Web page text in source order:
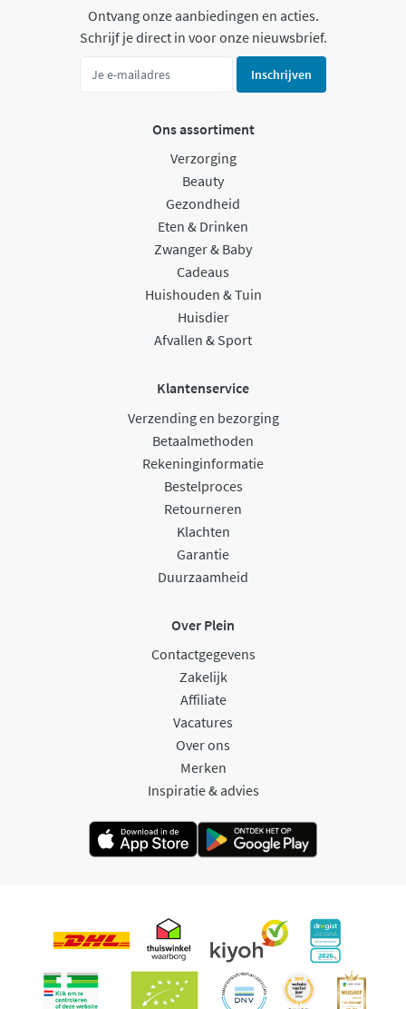
Ontvang onze aanbiedingen en acties.
Schrijf je direct in voor onze nieuwsbrief.
Inschrijven
Ons assortiment
Verzorging
Beauty
Gezondheid
Eten & Drinken
Zwanger & Baby
Cadeaus
Huishouden & Tuin
Huisdier
Afvallen & Sport
Klantenservice
Verzending en bezorging
Betaalmethoden
Rekeninginformatie
Bestelproces
Retourneren
Klachten
Garantie
Duurzaamheid
Over Plein
Contactgegevens
Zakelijk
Affiliate
Vacatures
Over ons
Merken
Inspiratie & advies